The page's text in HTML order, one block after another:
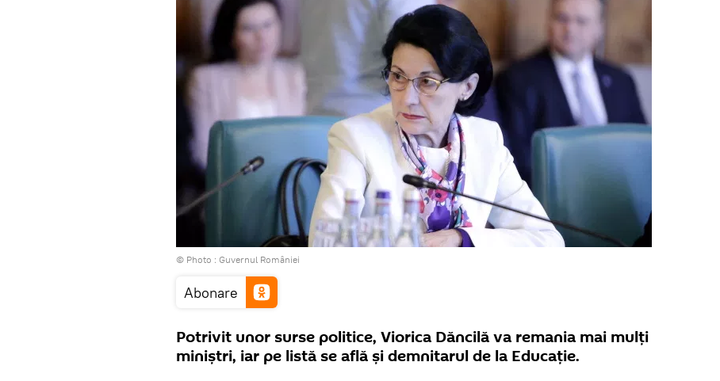
© Photo : Guvernul României
Abonare
Potrivit unor surse politice, Viorica Dăncilă va remania mai mulți
miniștri, iar pe listă se află și demnitarul de la Educație.